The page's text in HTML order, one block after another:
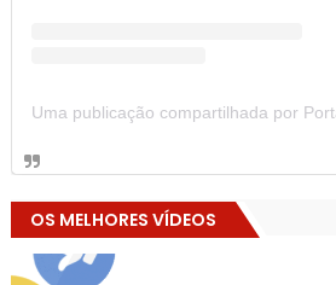
OS MELHORES VÍDEOS